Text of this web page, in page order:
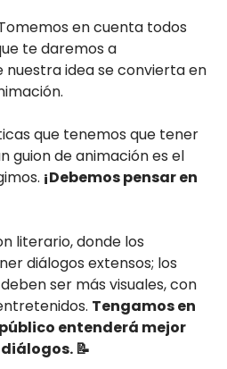
en cuenta todos
te daremos a
idea se convierta en
que tenemos que tener
guion de animación es el
¡Debemos pensar en
literario, donde los
diálogos extensos; los
ser más visuales, con
Tengamos en
entenderá mejor
📝